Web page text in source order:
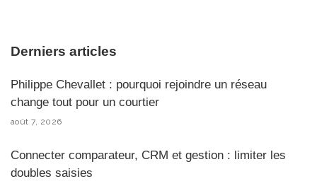
Derniers articles
Philippe Chevallet : pourquoi rejoindre un réseau
change tout pour un courtier
août 7, 2026
Connecter comparateur, CRM et gestion : limiter les
doubles saisies